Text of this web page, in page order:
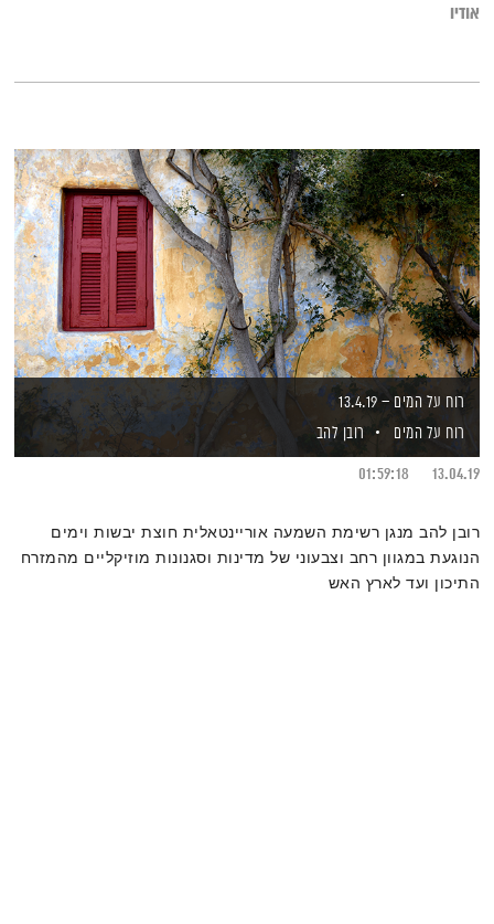
אודיו
רוח על המים – 13.4.19
רוח על המים
רובן להב
13.04.19
01:59:18
רובן להב מנגן רשימת השמעה אוריינטאלית חוצת יבשות וימים
הנוגעת במגוון רחב וצבעוני של מדינות וסגנונות מוזיקליים מהמזרח
התיכון ועד לארץ האש